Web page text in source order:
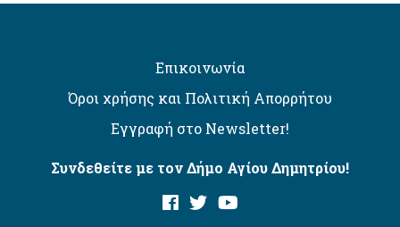
Επικοινωνία
Όροι χρήσης και Πολιτική Απορρήτου
Εγγραφή στο Newsletter!
Συνδεθείτε με τον Δήμο Αγίου Δημητρίου!